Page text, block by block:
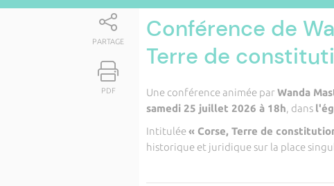
PARTAGE
PDF
Conférence de
Terre de
Une conférence animée parWanda
samedi 25 juillet 2026 à 18h, dans
Intitulée« Corse, Terre de
historique et juridique sur la place